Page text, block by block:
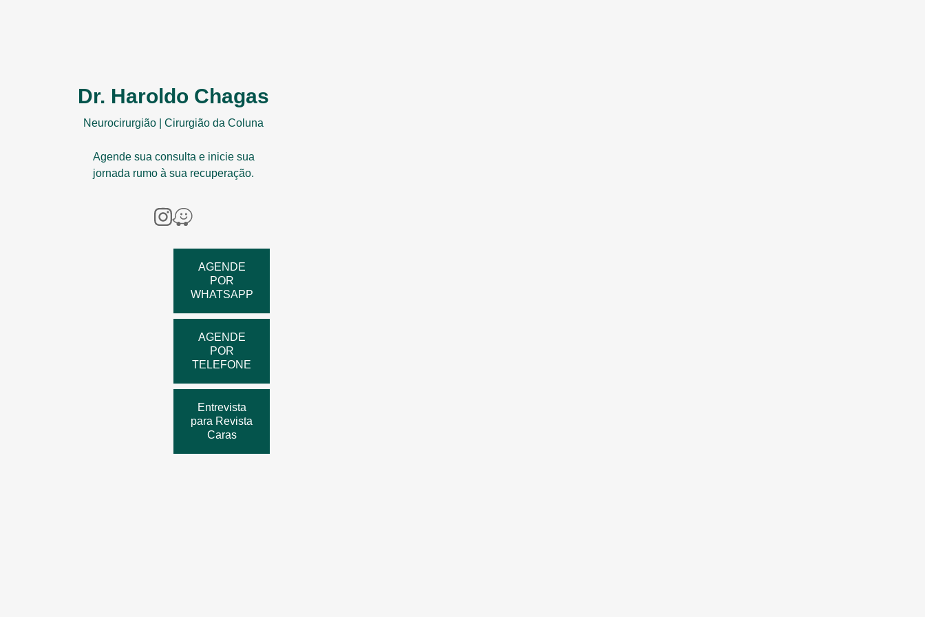
Dr. Haroldo Chagas
Neurocirurgião | Cirurgião da Coluna
Agende sua consulta e inicie sua
jornada rumo à sua recuperação.
AGENDE
POR
WHATSAPP
AGENDE
POR
TELEFONE
Entrevista
para Revista
Caras